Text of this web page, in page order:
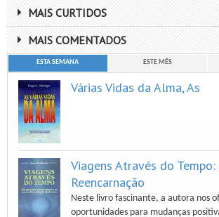
MAIS CURTIDOS
MAIS COMENTADOS
ESTA SEMANA ESTE MÊS
Várias Vidas da Alma, As
Viagens Através do Tempo:
Reencarnação
Neste livro fascinante, a autora nos
oportunidades para mudanças